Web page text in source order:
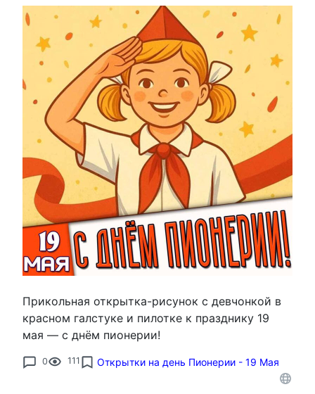
Прикольная открытка-рисунок с девчонкой в
красном галстуке и пилотке к празднику 19
мая — с днём пионерии!
0 111 Открытки на день Пионерии - 19 Мая